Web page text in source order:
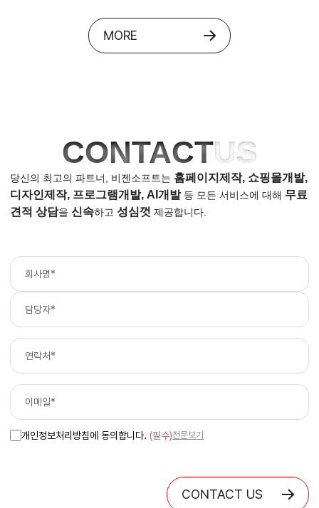
MORE
CONTACTUS
당신의 최고의 파트너, 비젠소프트는 홈페이지제작, 쇼핑몰개발,
디자인제작, 프로그램개발, AI개발등 모든 서비스에 대해 무료
견적 상담을 신속하고 성심껏 제공합니다.
개인정보처리방침에 동의합니다. (필수)전문보기
CONTACT US